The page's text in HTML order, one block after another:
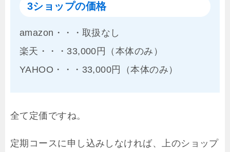
3ショップの価格
amazon・・・取扱なし
楽天・・・33,000円（本体のみ）
YAHOO・・・33,000円（本体のみ）
全て定価ですね。
定期コースに申し込みしなければ、上のショップ